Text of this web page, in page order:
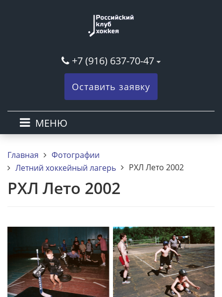
+7 (916) 637-70-47
Оставить заявку
МЕНЮ
Главная
Фотографии
Летний хоккейный лагерь
РХЛ Лето 2002
РХЛ Лето 2002